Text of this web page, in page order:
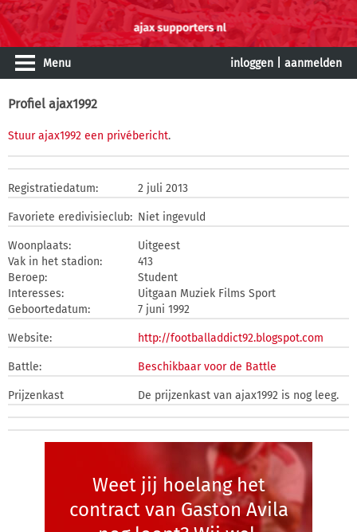
Menu inloggen aanmelden
Profiel ajax1992
Stuur ajax1992 een privébericht.
Registratiedatum: 2 juli 2013
Favoriete eredivisieclub: Niet ingevuld
Woonplaats:
Uitgeest
Vak in het stadion:
413
Beroep:
Student
Interesses:
Uitgaan Muziek Films Sport
Geboortedatum:
7 juni 1992
Website: http://footballaddict92.blogspot.com
Battle: Beschikbaar voor de Battle
Prijzenkast De prijzenkast van ajax1992 is nog leeg.
Weet jij hoelang het
contract van Gaston Avila